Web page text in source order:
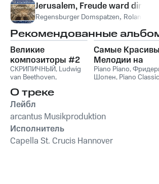
Jerusalem, Freude ward dir
Regensburger Domspatzen, Roland
Рекомендованные
Великие
композиторы #2
СКРИПИЧНЫЙ, Ludwig
van Beethoven,
Франц Шуберт
String Orchestra
Антонио Вивальди
Самые
Мелодии на
Пианино
Piano Piano,
Шопен, Piano
О треке
Лейбл
arcantus Musikproduktion
Исполнитель
Capella St. Crucis Hannover